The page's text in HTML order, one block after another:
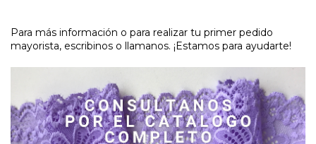
Para más información o para realizar tu primer pedido
mayorista, escribinos o llamanos. ¡Estamos para ayudarte!